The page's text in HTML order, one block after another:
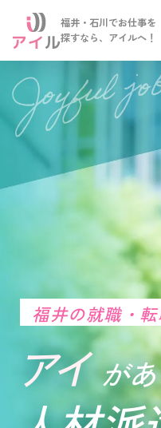
福井・石川でお仕事を
探すなら、 アイルへ！
福井の就職・
アイ が